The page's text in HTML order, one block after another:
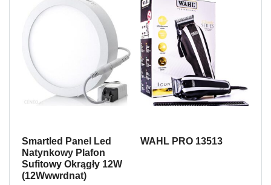
Smartled Panel Led
Natynkowy Plafon
Sufitowy Okrągły 12W
(12Wwwrdnat)
WAHL PRO 13513